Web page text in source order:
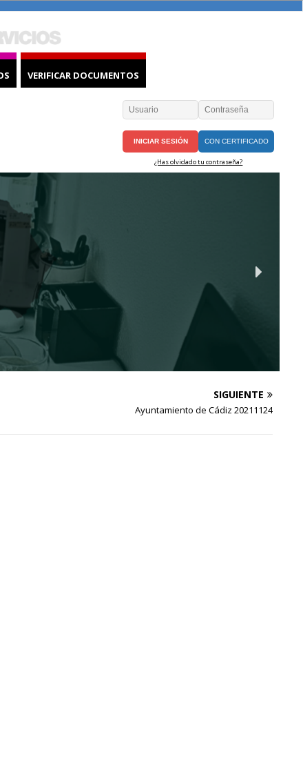
VERIFICAR DOCUMENTOS
CON CERTIFICADO
¿Has olvidado tu contraseña?
SIGUIENTE
Ayuntamiento de Cádiz 20211124